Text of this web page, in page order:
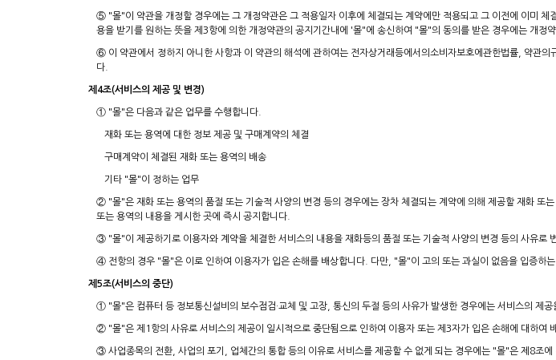
⑤ "몰"이 약관을 개정할 경우에는 그 개정약관은 그 적용일자 이후에 체결되는 계약에만 적용되고 그 이전에 이미
용을 받기를 원하는 뜻을 제3항에 의한 개정약관의 공지기간내에 '몰"에 송신하여 "몰"의 동의를 받은 경우에는 개정
⑥ 이 약관에서 정하지 아니한 사항과 이 약관의 해석에 관하여는 전자상거래등에서의소비자보호에관한법률, 약관
다.
제4조(서비스의 제공 및 변경)
① "몰"은 다음과 같은 업무를 수행합니다.
재화 또는 용역에 대한 정보 제공 및 구매계약의 체결
구매계약이 체결된 재화 또는 용역의 배송
기타 "몰"이 정하는 업무
② "몰"은 재화 또는 용역의 품절 또는 기술적 사양의 변경 등의 경우에는 장차 체결되는 계약에 의해 제공할 재화 또
또는 용역의 내용을 게시한 곳에 즉시 공지합니다.
③ "몰"이 제공하기로 이용자와 계약을 체결한 서비스의 내용을 재화등의 품절 또는 기술적 사양의 변경 등의 사유로
④ 전항의 경우 "몰"은 이로 인하여 이용자가 입은 손해를 배상합니다. 다만, "몰"이 고의 또는 과실이 없음을 입증하는
제5조(서비스의 중단)
① "몰"은 컴퓨터 등 정보통신설비의 보수점검·교체 및 고장, 통신의 두절 등의 사유가 발생한 경우에는 서비스의 제공
② "몰"은 제1항의 사유로 서비스의 제공이 일시적으로 중단됨으로 인하여 이용자 또는 제3자가 입은 손해에 대하여
③ 사업종목의 전환, 사업의 포기, 업체간의 통합 등의 이유로 서비스를 제공할 수 없게 되는 경우에는 "몰"은 제8조